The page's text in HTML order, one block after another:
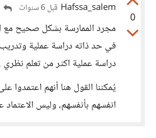
0
Hafssa_salem قبل 6 سنوات
مجرد الممارسة بشكل صحيح مع
في حد ذاته دراسة عملية
دراسة عملية اكثر من تعلم نظري .
يُمكننا القول هنا أنهم اعتمدوا
انفسهم بأنفسهم، وليس الاعتماد